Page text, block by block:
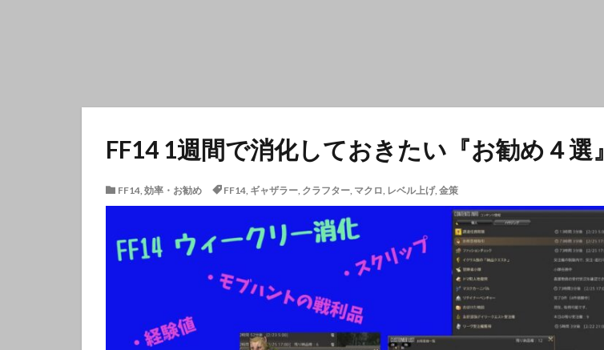
FF14 1週間で消化しておきたい『お勧め４選』
FF14, 効率・お勧め FF14, ギャザラー, クラフター, マクロ, レベル上げ, 金策